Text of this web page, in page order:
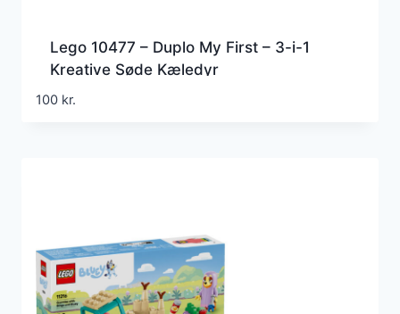
Lego 10477 – Duplo My First – 3-i-1
Kreative Søde Kæledyr
100 kr.